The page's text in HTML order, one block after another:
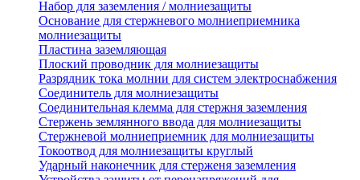
Набор для заземления / молниезащиты
Основание для стержневого молниеприемника
молниезащиты
Пластина заземляющая
Плоский проводник для молниезащиты
Разрядник тока молнии для систем электроснабжения
Соединитель для молниезащиты
Соединительная клемма для стержня заземления
Стержень землянного ввода для молниезащиты
Стержневой молниеприемник для молниезащиты
Токоотвод для молниезащиты круглый
Ударный наконечник для стерженя заземления